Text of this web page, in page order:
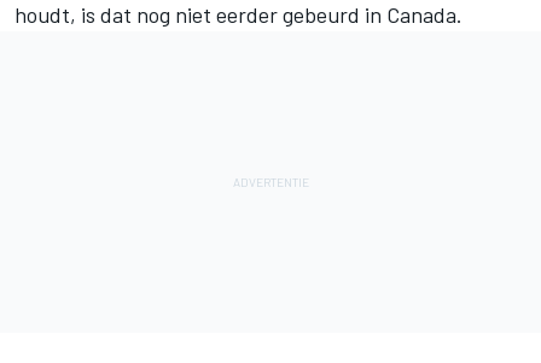
houdt, is dat nog niet eerder gebeurd in Canada.